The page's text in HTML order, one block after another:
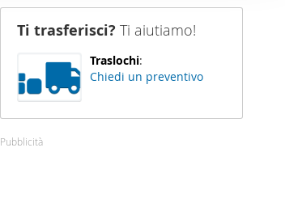
Ti trasferisci? Ti aiutiamo!
Traslochi:
Chiedi un preventivo
Pubblicità